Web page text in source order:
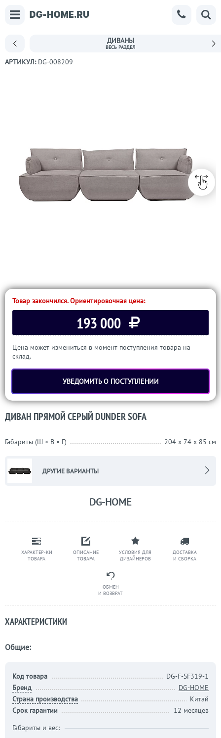
ДИВАНЫ
АРТИКУЛ: DG-008209
ХАРАКТЕР-КИ
ТОВАРА
ОПИСАНИЕ
ТОВАРА
УСЛОВИЯ ДЛЯ
ДИЗАЙНЕРОВ
ДОСТАВКА
И СБОРКА
ОБМЕН
И ВОЗВРАТ
Товар закончился. Ориентировочная цена:
193 000
Цена может измениться в момент поступления товара на
склад.
УВЕДОМИТЬ О ПОСТУПЛЕНИИ
ДИВАН ПРЯМОЙ СЕРЫЙ DUNDER SOFA
Габариты (Ш × В × Г) 204 x 74 x 85 см
ДРУГИЕ ВАРИАНТЫ
DG-HOME
ХАРАКТЕРИСТИКИ
Общие:
Код товара
DG-F-SF319-1
Бренд
DG-HOME
Страна производства
Китай
Срок гарантии
12 месяцев
Габариты и вес: